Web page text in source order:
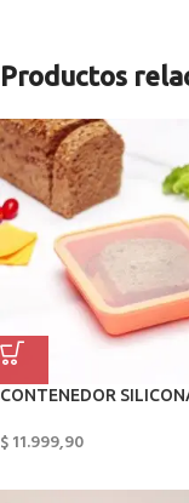
Productos
CONTENEDOR
$11.999,90